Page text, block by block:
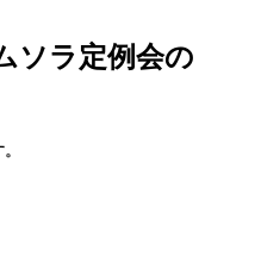
ソラ定例会の
。